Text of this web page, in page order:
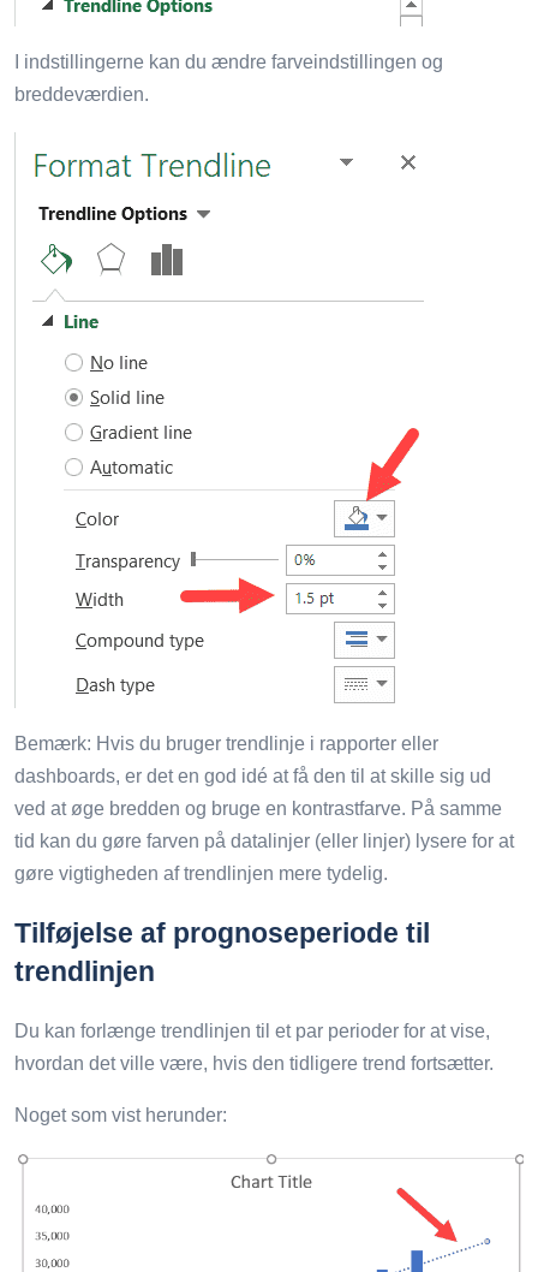
I indstillingerne kan du ændre farveindstillingen og
breddeværdien.
Bemærk: Hvis du bruger trendlinje i rapporter eller
dashboards, er det en god idé at få den til at skille sig ud
ved at øge bredden og bruge en kontrastfarve. På samme
tid kan du gøre farven på datalinjer (eller linjer) lysere for at
gøre vigtigheden af ​​trendlinjen mere tydelig.
Tilføjelse af prognoseperiode til
trendlinjen
Du kan forlænge trendlinjen til et par perioder for at vise,
hvordan det ville være, hvis den tidligere trend fortsætter.
Noget som vist herunder: